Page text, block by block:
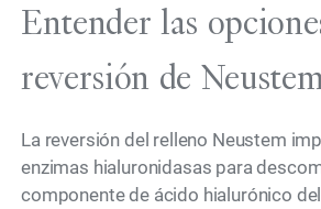
Entender las
reversión de
La reversión del relleno Neustem
enzimas hialuronidasas para
componente de ácido hialurónico